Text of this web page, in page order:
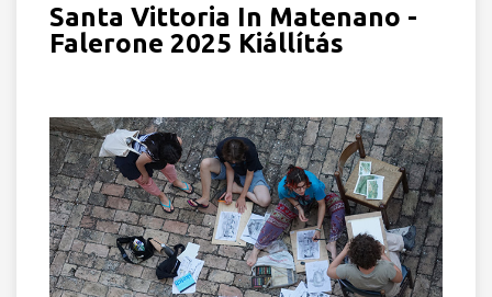
Santa Vittoria In Matenano -
Falerone 2025 Kiállítás